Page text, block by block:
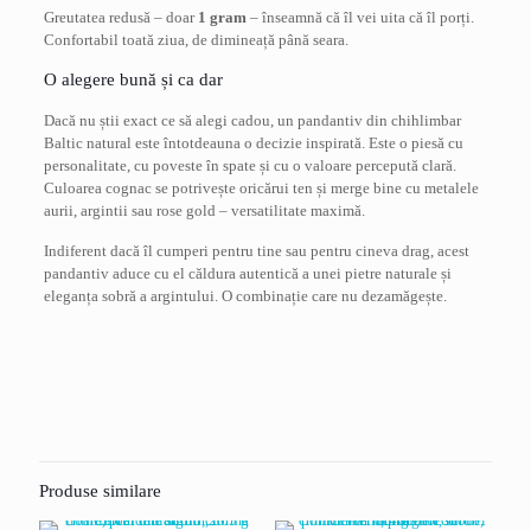
Greutatea redusă – doar 1 gram– înseamnă că îl vei uita că îl porți.
Confortabil toată ziua, de dimineață până seara.
O alegere bună și ca dar
Dacă nu știi exact ce să alegi cadou, un pandantiv din chihlimbar
Baltic natural este întotdeauna o decizie inspirată. Este o piesă cu
personalitate, cu poveste în spate și cu o valoare percepută clară.
Culoarea cognac se potrivește oricărui ten și merge bine cu metalele
aurii, argintii sau rose gold – versatilitate maximă.
Indiferent dacă îl cumperi pentru tine sau pentru cineva drag, acest
pandantiv aduce cu el căldura autentică a unei pietre naturale și
eleganța sobră a argintului. O combinație care nu dezamăgește.
maro cognac, model picatura, lungime 2 cm”
Produse similare